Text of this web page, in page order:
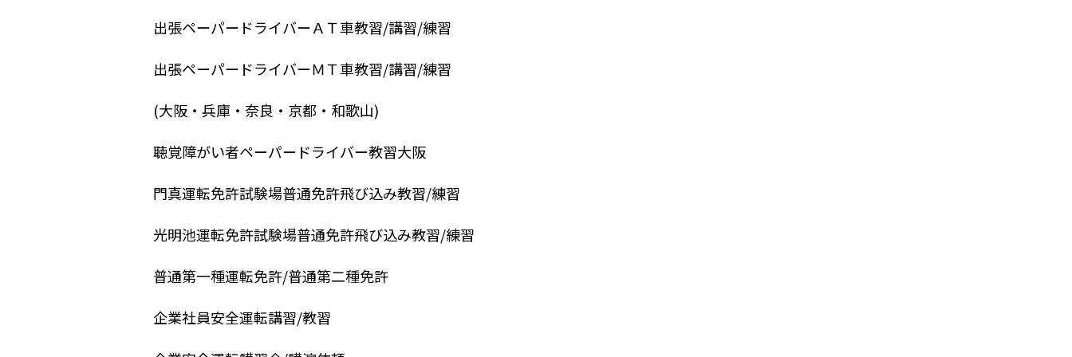
出張ペーパードライバーＡＴ車教習/講習/練習
出張ペーパードライバーＭＴ車教習/講習/練習
(大阪・兵庫・奈良・京都・和歌山)
聴覚障がい者ペーパードライバー教習大阪
門真運転免許試験場普通免許飛び込み教習/練習
光明池運転免許試験場普通免許飛び込み教習/練習
普通第一種運転免許/普通第二種免許
企業社員安全運転講習/教習